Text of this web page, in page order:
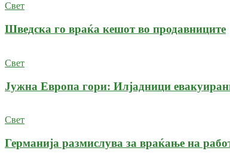
Свет
Шведска го враќа кешот во продавниците
Свет
Јужна Европа гори: Илјадници
Свет
Германија размислува за враќање на